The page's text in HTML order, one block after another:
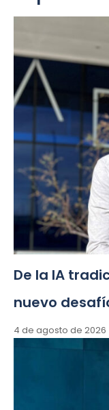
De la IA
nuevo
4 de agosto de 2026